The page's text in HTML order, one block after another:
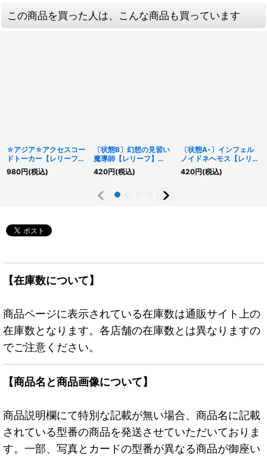
この商品を買った人は、こんな商品も買っています
☆アジア☆アクセスコー
ドトーカー【レリーフ】
{アジアHC01-JP047}
《リンク》
980円(税込)
〔状態B〕幻想の見習い
魔導師【レリーフ】
{QCCU-JP005}《モン
スター》
420円(税込)
〔状態A-〕インフェル
ノイドネヘモス【レリー
フ】{SECE-JP019}《モ
ンスター》
420円(税込)
【在庫数について】
商品ページに表示されている在庫数は通販サイト上の
在庫数となります。各店舗の在庫数とは異なりますの
でご注意ください。
【商品名と商品画像について】
商品説明欄にて特別な記載が無い場合、商品名に記載
されている型番の商品を発送させていただいておりま
す。一部、写真とカードの型番が異なる商品が御座い